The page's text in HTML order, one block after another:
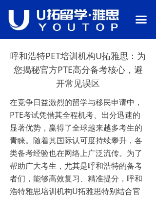
끀
首页
关于我们
语言备考
行业资讯
热门课程
留学申请
校园环境
师资团队
联系我们
呼和浩特PET培训机构U拓雅思：为
您揭秘官方PTE高分备考核心，避
开常见误区
在竞争日益激烈的留学与移民申请中，
PTE考试凭借其全程机考、出分迅速的
显著优势，赢得了全球越来越多考生的
青睐。随着其国际认可度持续攀升，各
类备考经验也在网络上广泛流传。为了
帮助广大考生，尤其是呼和浩特的备考
者们，能够高效复习、精准提分，呼和
浩特雅思培训机构U拓雅思特别结合官